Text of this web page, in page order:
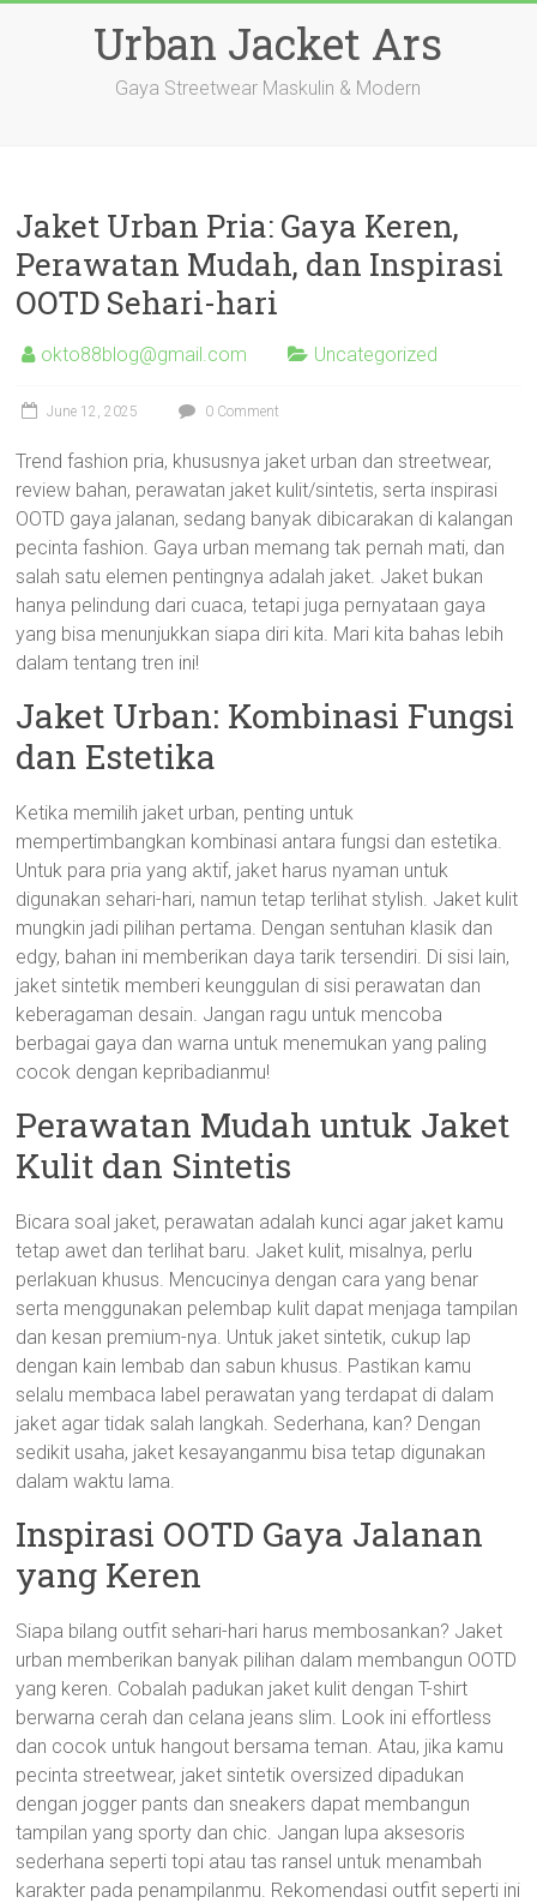
Urban Jacket Ars
Gaya Streetwear Maskulin & Modern
Jaket Urban Pria: Gaya Keren,
Perawatan Mudah, dan Inspirasi
OOTD Sehari-hari
okto88blog@gmail.com Uncategorized
June 12, 2025 0 Comment
Trend fashion pria, khususnya jaket urban dan streetwear,
review bahan, perawatan jaket kulit/sintetis, serta inspirasi
OOTD gaya jalanan, sedang banyak dibicarakan di kalangan
pecinta fashion. Gaya urban memang tak pernah mati, dan
salah satu elemen pentingnya adalah jaket. Jaket bukan
hanya pelindung dari cuaca, tetapi juga pernyataan gaya
yang bisa menunjukkan siapa diri kita. Mari kita bahas lebih
dalam tentang tren ini!
Jaket Urban: Kombinasi Fungsi
dan Estetika
Ketika memilih jaket urban, penting untuk
mempertimbangkan kombinasi antara fungsi dan estetika.
Untuk para pria yang aktif, jaket harus nyaman untuk
digunakan sehari-hari, namun tetap terlihat stylish. Jaket kulit
mungkin jadi pilihan pertama. Dengan sentuhan klasik dan
edgy, bahan ini memberikan daya tarik tersendiri. Di sisi lain,
jaket sintetik memberi keunggulan di sisi perawatan dan
keberagaman desain. Jangan ragu untuk mencoba
berbagai gaya dan warna untuk menemukan yang paling
cocok dengan kepribadianmu!
Perawatan Mudah untuk Jaket
Kulit dan Sintetis
Bicara soal jaket, perawatan adalah kunci agar jaket kamu
tetap awet dan terlihat baru. Jaket kulit, misalnya, perlu
perlakuan khusus. Mencucinya dengan cara yang benar
serta menggunakan pelembap kulit dapat menjaga tampilan
dan kesan premium-nya. Untuk jaket sintetik, cukup lap
dengan kain lembab dan sabun khusus. Pastikan kamu
selalu membaca label perawatan yang terdapat di dalam
jaket agar tidak salah langkah. Sederhana, kan? Dengan
sedikit usaha, jaket kesayanganmu bisa tetap digunakan
dalam waktu lama.
Inspirasi OOTD Gaya Jalanan
yang Keren
Siapa bilang outfit sehari-hari harus membosankan? Jaket
urban memberikan banyak pilihan dalam membangun OOTD
yang keren. Cobalah padukan jaket kulit dengan T-shirt
berwarna cerah dan celana jeans slim. Look ini effortless
dan cocok untuk hangout bersama teman. Atau, jika kamu
pecinta streetwear, jaket sintetik oversized dipadukan
dengan jogger pants dan sneakers dapat membangun
tampilan yang sporty dan chic. Jangan lupa aksesoris
sederhana seperti topi atau tas ransel untuk menambah
karakter pada penampilanmu. Rekomendasi outfit seperti ini